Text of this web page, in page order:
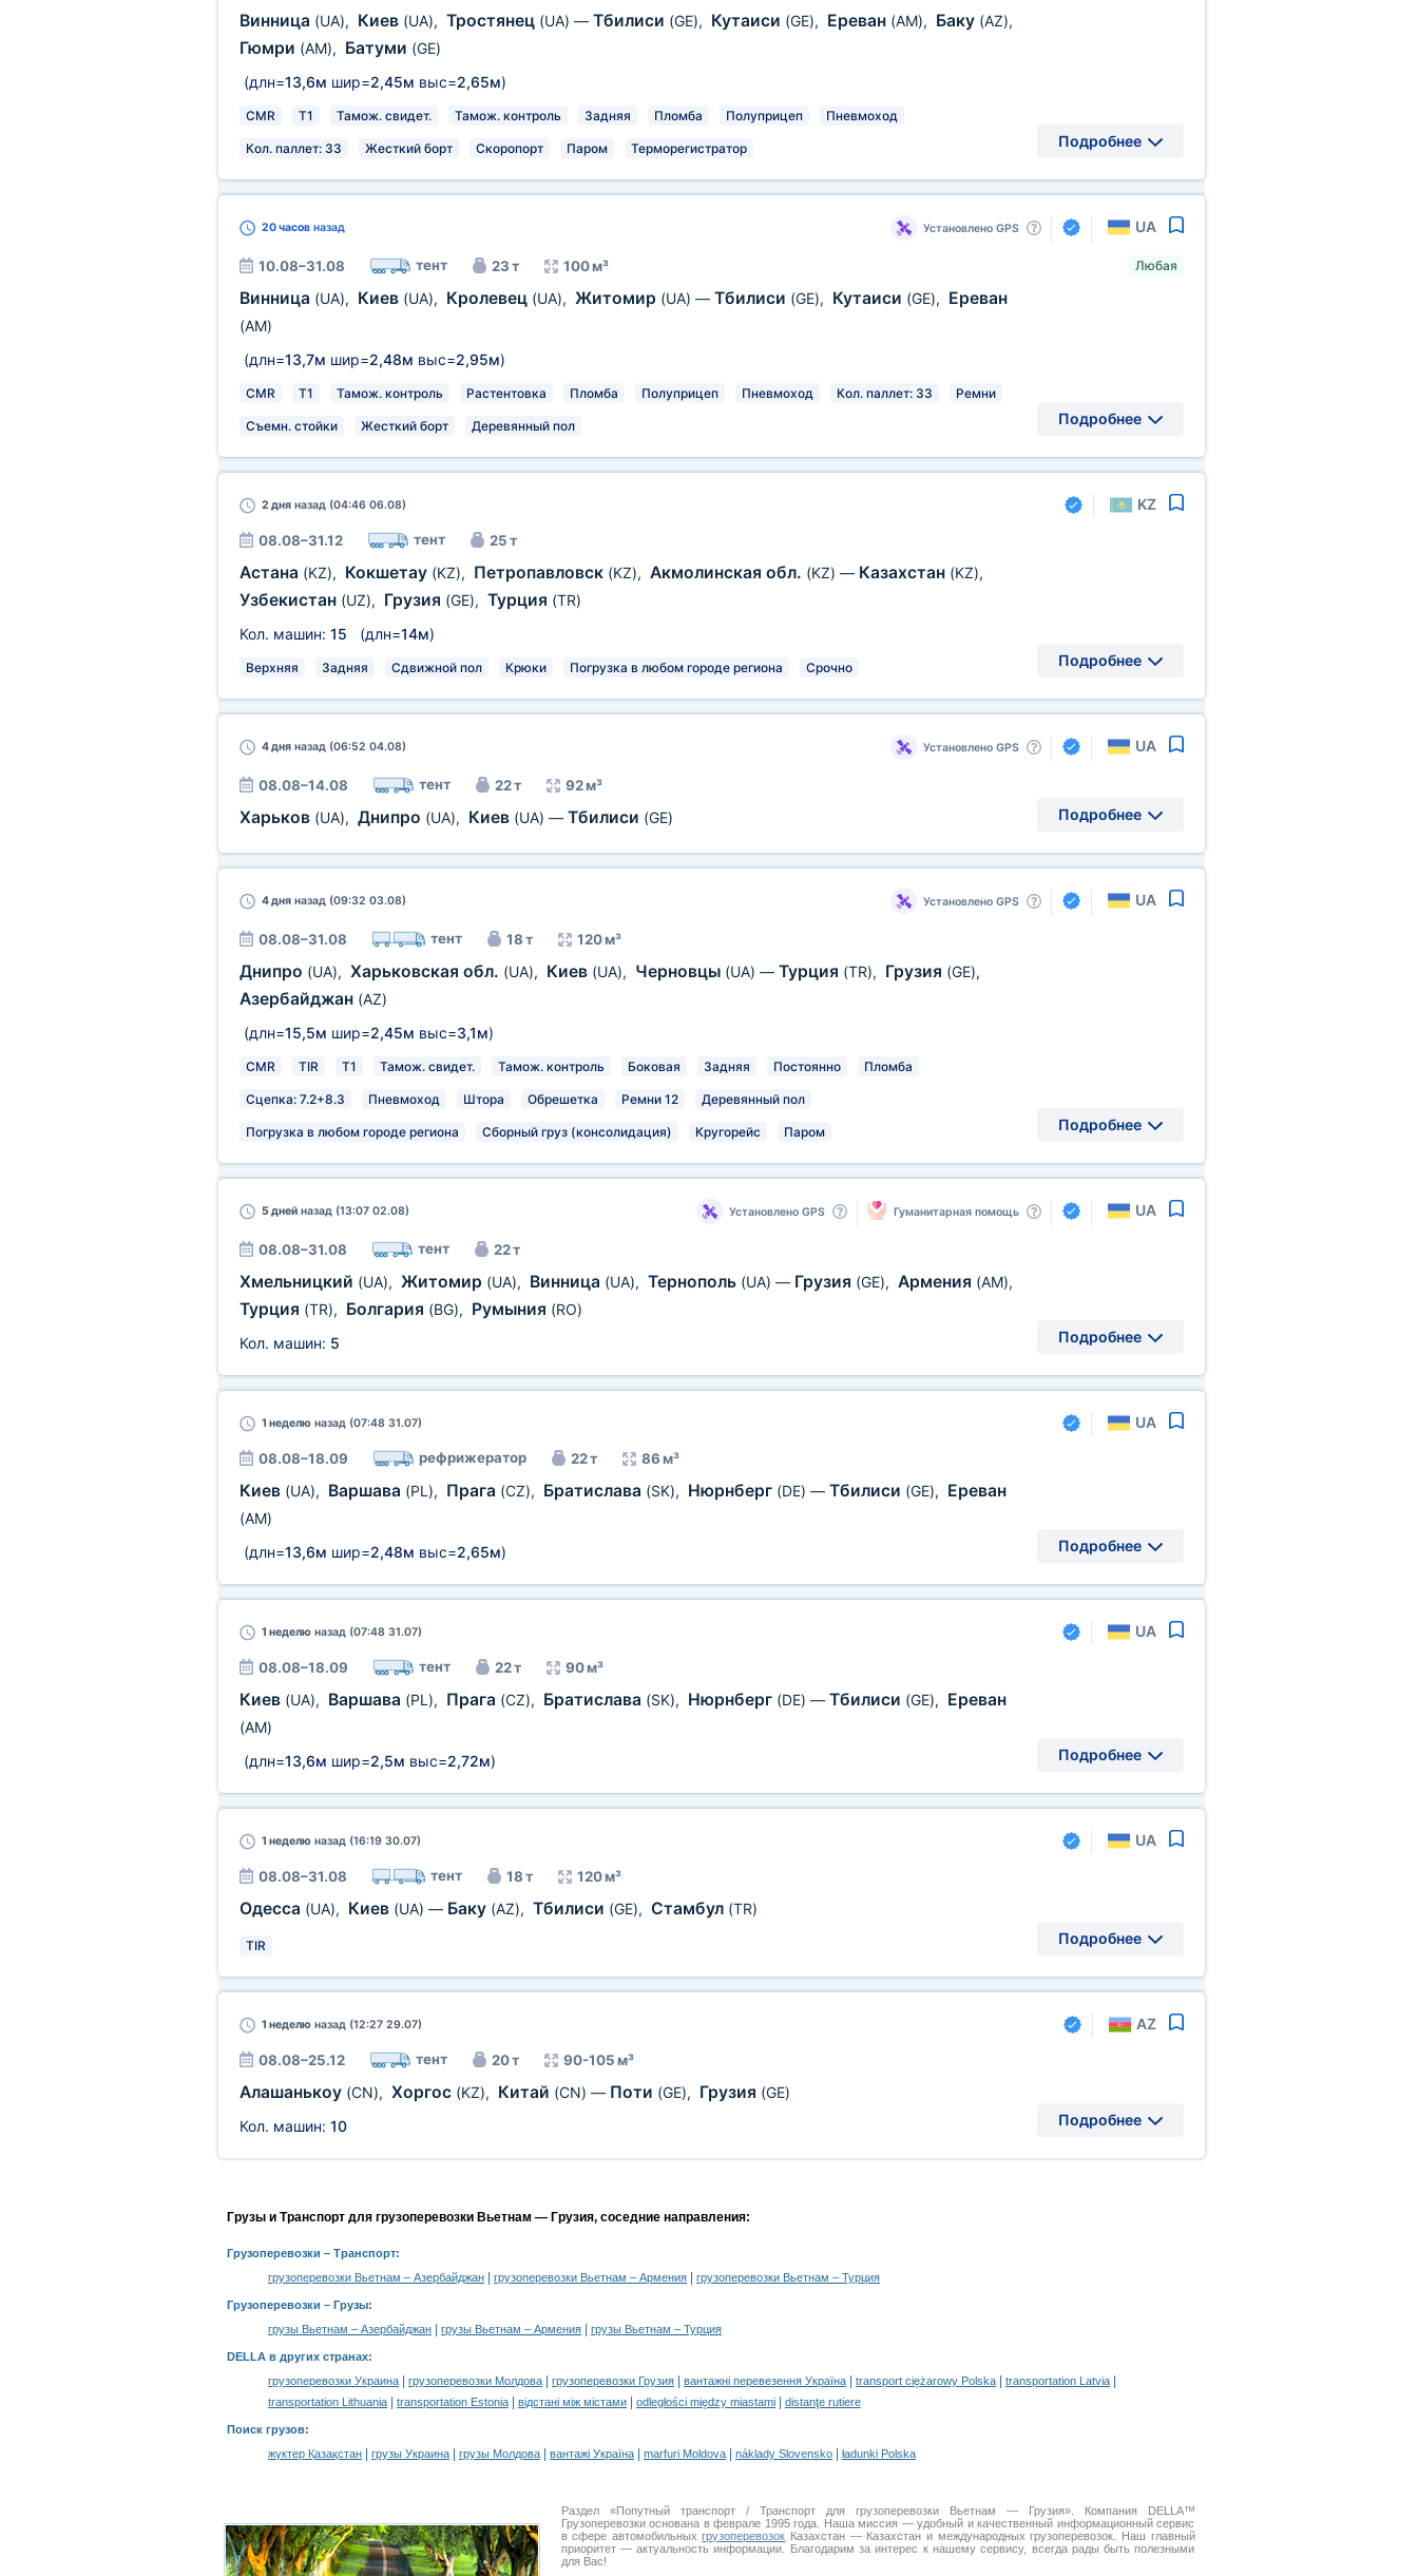
Винница (UA), Киев (UA), Тростянец (UA) — Тбилиси (GE), Кутаиси (GE), Ереван (AM), Баку (AZ),
Гюмри (AM), Батуми (GE)
(длн=13,6м шир=2,45м выс=2,65м)
CMR T1 Тамож. свидет. Тамож. контроль Задняя Пломба Полуприцеп Пневмоход
Кол. паллет: 33 Жесткий борт Скоропорт Паром Терморегистратор Подробнее
20 часовназад Установлено GPS UA
10.08–31.08 тент 23 т 100 м³
Винница (UA), Киев (UA), Кролевец (UA), Житомир (UA) — Тбилиси (GE), Кутаиси (GE), Ереван
(AM)
(длн=13,7м шир=2,48м выс=2,95м)
CMR T1 Тамож. контроль Растентовка Пломба Полуприцеп Пневмоход Кол. паллет: 33 Ремни
Съемн. стойки Жесткий борт Деревянный пол
Любая
Подробнее
2 дняназад (04:46 06.08) KZ
08.08–31.12 тент 25 т
Астана (KZ), Кокшетау (KZ), Петропавловск (KZ), Акмолинская обл. (KZ) — Казахстан (KZ),
Узбекистан (UZ), Грузия (GE), Турция (TR)
Кол. машин: 15 (длн=14м)
Верхняя Задняя Сдвижной пол Крюки Погрузка в любом городе региона Срочно Подробнее
4 дняназад (06:52 04.08) Установлено GPS UA
08.08–14.08 тент 22 т 92 м³
Харьков (UA), Днипро (UA), Киев (UA) — Тбилиси (GE) Подробнее
4 дняназад (09:32 03.08) Установлено GPS UA
08.08–31.08 тент 18 т 120 м³
Днипро (UA), Харьковская обл. (UA), Киев (UA), Черновцы (UA) — Турция (TR), Грузия (GE),
Азербайджан (AZ)
(длн=15,5м шир=2,45м выс=3,1м)
CMR TIR T1 Тамож. свидет. Тамож. контроль Боковая Задняя Постоянно Пломба
Сцепка: 7.2+8.3 Пневмоход Штора Обрешетка Ремни 12 Деревянный пол
Погрузка в любом городе региона Сборный груз (консолидация) Кругорейс Паром Подробнее
5 днейназад (13:07 02.08) Установлено GPS Гуманитарная помощь UA
08.08–31.08 тент 22 т
Хмельницкий (UA), Житомир (UA), Винница (UA), Тернополь (UA) — Грузия (GE), Армения (AM),
Турция (TR), Болгария (BG), Румыния (RO)
Кол. машин: 5 Подробнее
1 неделюназад (07:48 31.07) UA
08.08–18.09 рефрижератор 22 т 86 м³
Киев (UA), Варшава (PL), Прага (CZ), Братислава (SK), Нюрнберг (DE) — Тбилиси (GE), Ереван
(AM)
(длн=13,6м шир=2,48м выс=2,65м) Подробнее
1 неделюназад (07:48 31.07) UA
08.08–18.09 тент 22 т 90 м³
Киев (UA), Варшава (PL), Прага (CZ), Братислава (SK), Нюрнберг (DE) — Тбилиси (GE), Ереван
(AM)
(длн=13,6м шир=2,5м выс=2,72м) Подробнее
1 неделюназад (16:19 30.07) UA
08.08–31.08 тент 18 т 120 м³
Одесса (UA), Киев (UA) — Баку (AZ), Тбилиси (GE), Стамбул (TR)
TIR Подробнее
1 неделюназад (12:27 29.07) AZ
08.08–25.12 тент 20 т 90-105 м³
Алашанькоу (CN), Хоргос (KZ), Китай (CN) — Поти (GE), Грузия (GE)
Кол. машин: 10 Подробнее
Грузы и Транспорт для грузоперевозки Вьетнам — Грузия, соседние направления:
Грузоперевозки – Транспорт:
грузоперевозки Вьетнам – Азербайджан
грузоперевозки Вьетнам – Армения грузоперевозки Вьетнам – Турция
Грузоперевозки – Грузы:
грузы Вьетнам – Азербайджан
грузы Вьетнам – Армения грузы Вьетнам – Турция
DELLA в других странах:
грузоперевозки Украина
грузоперевозки Молдова грузоперевозки Грузия вантажні перевезення Україна transport ciężarowy Polska transportation Latvia
transportation Lithuania transportation Estonia відстані між містами odległości między miastami distanţe rutiere
Поиск грузов:
жүктер Қазақстан
грузы Украина грузы Молдова вантажі Україна marfuri Moldova náklady Slovensko ładunki Polska
Раздел «Попутный транспорт / Транспорт для грузоперевозки Вьетнам — Грузия». Компания DELLA™
Грузоперевозки основана в феврале 1995 года. Наша миссия — удобный и качественный информационный сервис
в сфере автомобильныхгрузоперевозок Казахстан — Казахстан и международных грузоперевозок. Наш главный
приоритет — актуальность информации. Благодарим за интерес к нашему сервису, всегда рады быть полезными
для Вас!